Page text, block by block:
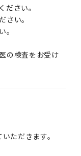
さい。
さい。
。
の検査をお受け
ただきます。